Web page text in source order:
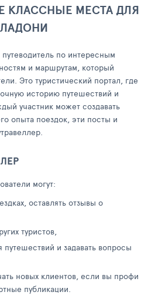
КЛАССНЫЕ МЕСТА ДЛЯ
по интересным
и маршрутам, который
Это туристический портал, где
историю путешествий и
участник может создавать
опыта поездок, эти посты и
могут:
оставлять отзывы о
туристов,
и задавать вопросы
новых клиентов, если вы профи
публикации.